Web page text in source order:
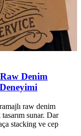
Denim
raw denim
sunar. Dar
stacking ve cep